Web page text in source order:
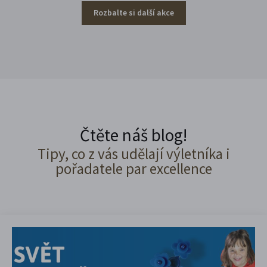
Rozbalte si další akce
Čtěte náš blog!
Tipy, co z vás udělají výletníka i
pořadatele par excellence